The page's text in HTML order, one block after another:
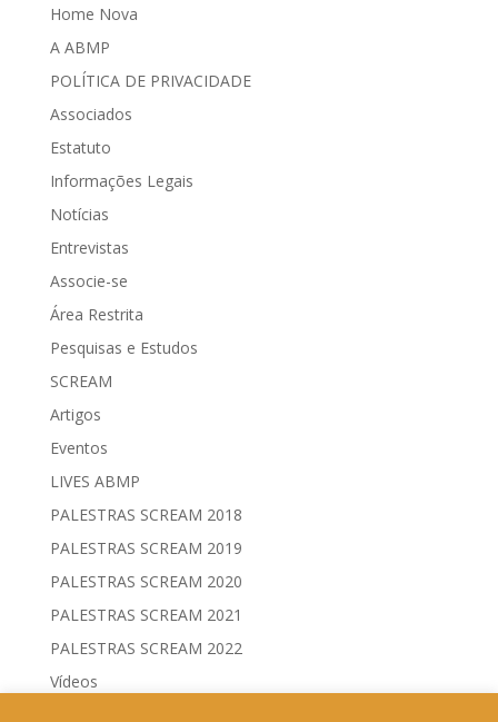
Home Nova
A ABMP
POLÍTICA DE PRIVACIDADE
Associados
Estatuto
Informações Legais
Notícias
Entrevistas
Associe-se
Área Restrita
Pesquisas e Estudos
SCREAM
Artigos
Eventos
LIVES ABMP
PALESTRAS SCREAM 2018
PALESTRAS SCREAM 2019
PALESTRAS SCREAM 2020
PALESTRAS SCREAM 2021
PALESTRAS SCREAM 2022
Vídeos